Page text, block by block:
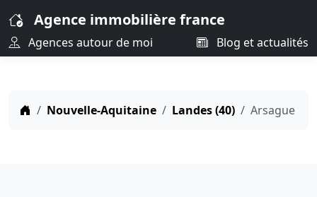
Agence immobilière france
Agences autour de moi Blog et actualités
Nouvelle-Aquitaine Landes (40) Arsague